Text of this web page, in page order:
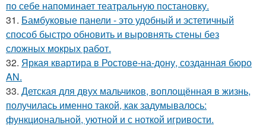
по себе напоминает театральную постановку.
31. Бамбуковые панели - это удобный и эстетичный
способ быстро обновить и выровнять стены без
сложных мокрых работ.
32. Яркая квартира в Ростове-на-дону, созданная бюро
AN.
33. Детская для двух мальчиков, воплощённая в жизнь,
получилась именно такой, как задумывалось:
функциональной, уютной и с ноткой игривости.